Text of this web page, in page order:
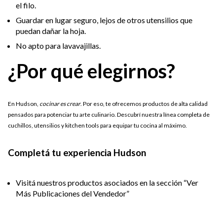
el filo.
Guardar en lugar seguro, lejos de otros utensilios que
puedan dañar la hoja.
No apto para lavavajillas.
¿Por qué elegirnos?
En Hudson, cocinar es crear. Por eso, te ofrecemos productos de alta calidad
pensados para potenciar tu arte culinario. Descubrí nuestra línea completa de
cuchillos, utensilios y kitchen tools para equipar tu cocina al máximo.
Completá tu experiencia Hudson
Visitá nuestros productos asociados en la sección “Ver
Más Publicaciones del Vendedor”